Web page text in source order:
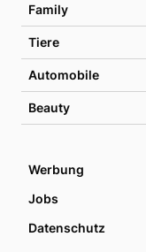
Family
Tiere
Automobile
Beauty
Werbung
Jobs
Datenschutz